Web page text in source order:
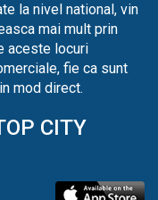
la nivel national, vin
mai mult prin
aceste locuri
fie ca sunt
mod direct.
CITY